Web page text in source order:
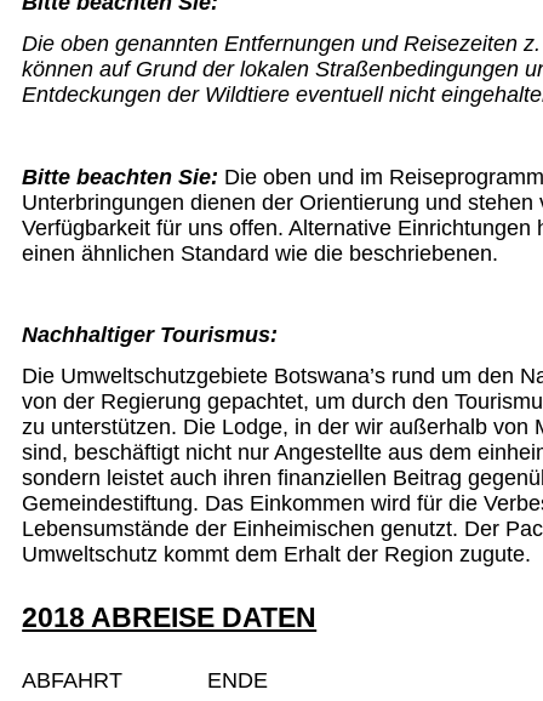
Die oben genannten Entfernungen und Reisezeiten
können auf Grund der lokalen Straßenbedingungen
Entdeckungen der Wildtiere eventuell nicht
Bitte beachten Sie: Die oben und im
Unterbringungen dienen der Orientierung und stehen
Verfügbarkeit für uns offen. Alternative Einrichtungen
einen ähnlichen Standard wie die beschriebenen.
Nachhaltiger Tourismus:
Die Umweltschutzgebiete Botswana’s rund um den
von der Regierung gepachtet, um durch den
zu unterstützen. Die Lodge, in der wir außerhalb von
sind, beschäftigt nicht nur Angestellte aus dem
sondern leistet auch ihren finanziellen Beitrag
Gemeindestiftung. Das Einkommen wird für die
Lebensumstände der Einheimischen genutzt. Der
Umweltschutz kommt dem Erhalt der Region zugute.
2018 ABREISE DATEN
ABFAHRT ENDE